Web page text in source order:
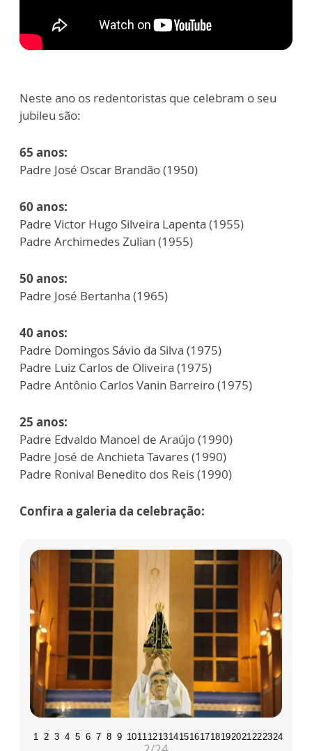
Neste ano os redentoristas que celebram o seu
jubileu são:
65 anos:
Padre José Oscar Brandão (1950)
60 anos:
Padre Victor Hugo Silveira Lapenta (1955)
Padre Archimedes Zulian (1955)
50 anos:
Padre José Bertanha (1965)
40 anos:
Padre Domingos Sávio da Silva (1975)
Padre Luiz Carlos de Oliveira (1975)
Padre Antônio Carlos Vanin Barreiro (1975)
25 anos:
Padre Edvaldo Manoel de Araújo (1990)
Padre José de Anchieta Tavares (1990)
Padre Ronival Benedito dos Reis (1990)
Confira a galeria da celebração:
1 2 3 4 5 6 7 8 9 101112131415161718192021222324